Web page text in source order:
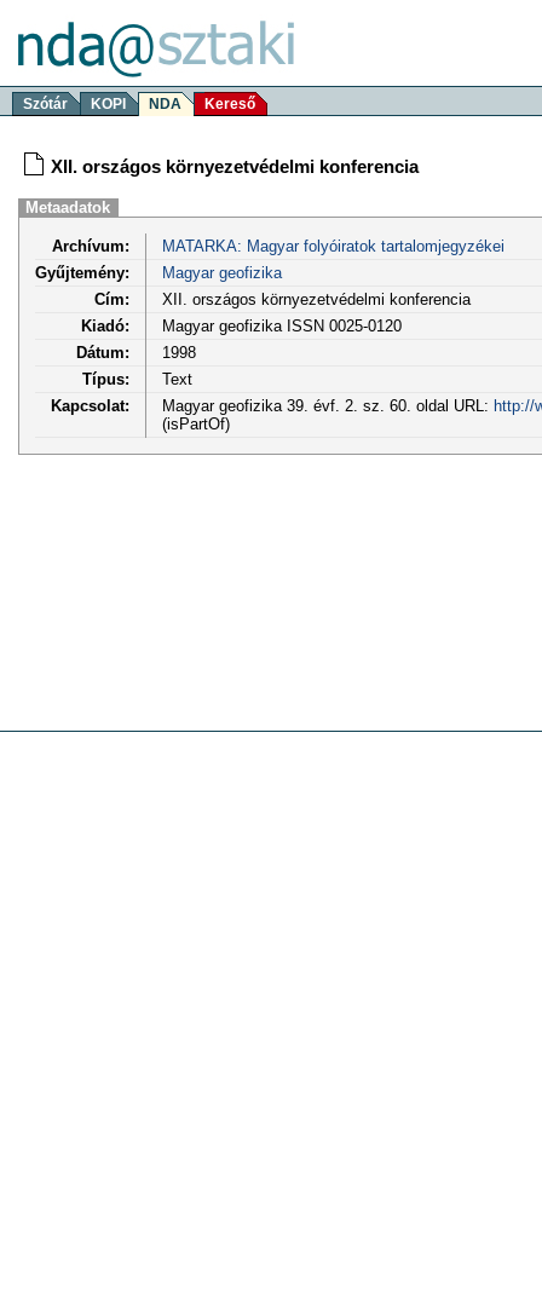
Szótár KOPI NDA Kereső
XII. országos környezetvédelmi konferencia
Metaadatok
Archívum:
MATARKA: Magyar folyóiratok tartalomjegyzékei
Gyűjtemény:
Magyar geofizika
Cím:
XII. országos környezetvédelmi konferencia
Kiadó:
Magyar geofizika ISSN 0025-0120
Dátum:
1998
Típus:
Text
Kapcsolat:
Magyar geofizika 39. évf. 2. sz. 60. oldal URL: http://
(isPartOf)